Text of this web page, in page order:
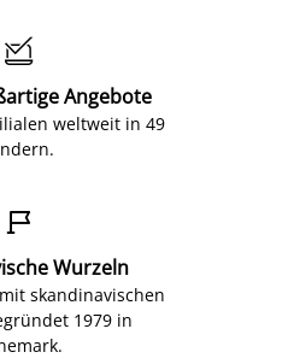

Angebote
weltweit in 49

Wurzeln
skandinavischen
1979 in